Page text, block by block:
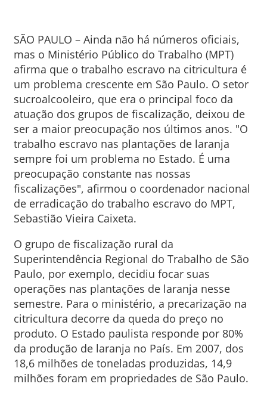
SÃO PAULO – Ainda não há números oficiais,
mas o Ministério Público do Trabalho (MPT)
afirma que o trabalho escravo na citricultura é
um problema crescente em São Paulo. O setor
sucroalcooleiro, que era o principal foco da
atuação dos grupos de fiscalização, deixou de
ser a maior preocupação nos últimos anos. "O
trabalho escravo nas plantações de laranja
sempre foi um problema no Estado. É uma
preocupação constante nas nossas
fiscalizações", afirmou o coordenador nacional
de erradicação do trabalho escravo do MPT,
Sebastião Vieira Caixeta.
O grupo de fiscalização rural da
Superintendência Regional do Trabalho de São
Paulo, por exemplo, decidiu focar suas
operações nas plantações de laranja nesse
semestre. Para o ministério, a precarização na
citricultura decorre da queda do preço no
produto. O Estado paulista responde por 80%
da produção de laranja no País. Em 2007, dos
18,6 milhões de toneladas produzidas, 14,9
milhões foram em propriedades de São Paulo.